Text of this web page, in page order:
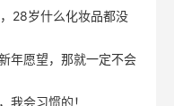
28岁什么化妆品都没
年愿望，那就一定不会
我会习惯的！